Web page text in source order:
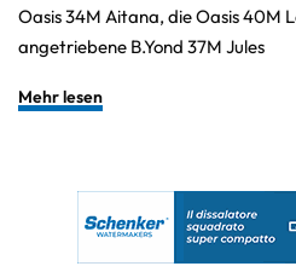
Oasis 34M Aitana, die Oasis 40M
angetriebene B.Yond 37M Jules
Mehr lesen